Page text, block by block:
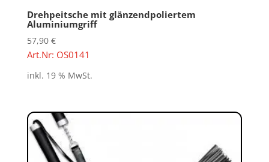
Drehpeitsche mit glänzendpoliertem
Aluminiumgriff
57,90 €
Art.Nr: OS0141
inkl. 19 % MwSt.